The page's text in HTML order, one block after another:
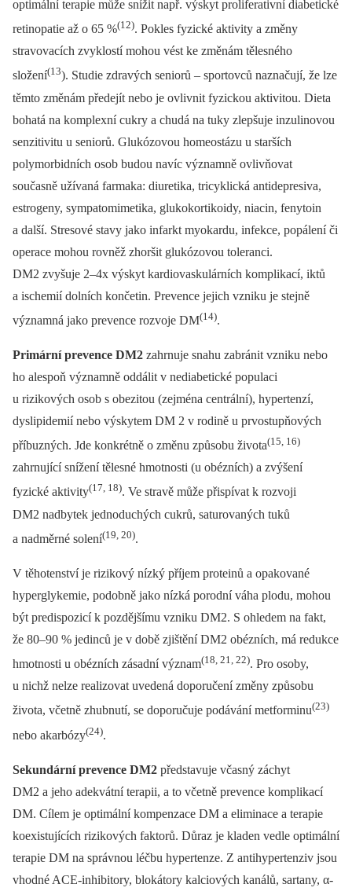
optimální terapie může snížit např. výskyt proliferativní diabetické
retinopatie až o 65 %(12). Pokles fyzické aktivity a změny
stravovacích zvyklostí mohou vést ke změnám tělesného
složení(13). Studie zdravých seniorů –⁠ sportovců naznačují, že lze
těmto změnám předejít nebo je ovlivnit fyzickou aktivitou. Dieta
bohatá na komplexní cukry a chudá na tuky zlepšuje inzulinovou
senzitivitu u seniorů. Glukózovou homeostázu u starších
polymorbidních osob budou navíc významně ovlivňovat
současně užívaná farmaka: diuretika, tricyklická antidepresiva,
estrogeny, sympatomimetika, glukokortikoidy, niacin, fenytoin
a další. Stresové stavy jako infarkt myokardu, infekce, popálení či
operace mohou rovněž zhoršit glukózovou toleranci.
DM2 zvyšuje 2–4x výskyt kardiovaskulárních komplikací, iktů
a ischemií dolních končetin. Prevence jejich vzniku je stejně
významná jako prevence rozvoje DM(14).
Primární prevence DM2 zahrnuje snahu zabránit vzniku nebo
ho alespoň významně oddálit v nediabetické populaci
u rizikových osob s obezitou (zejména centrální), hypertenzí,
dyslipidemií nebo výskytem DM 2 v rodině u prvostupňových
příbuzných. Jde konkrétně o změnu způsobu života(15, 16)
zahrnující snížení tělesné hmotnosti (u obézních) a zvýšení
fyzické aktivity(17, 18). Ve stravě může přispívat k rozvoji
DM2 nadbytek jednoduchých cukrů, saturovaných tuků
a nadměrné solení(19, 20).
V těhotenství je rizikový nízký příjem proteinů a opakované
hyperglykemie, podobně jako nízká porodní váha plodu, mohou
být predispozicí k pozdějšímu vzniku DM2. S ohledem na fakt,
že 80–90 % jedinců je v době zjištění DM2 obézních, má redukce
hmotnosti u obézních zásadní význam(18, 21, 22). Pro osoby,
u nichž nelze realizovat uvedená doporučení změny způsobu
života, včetně zhubnutí, se doporučuje podávání metforminu(23)
nebo akarbózy(24).
Sekundární prevence DM2 představuje včasný záchyt
DM2 a jeho adekvátní terapii, a to včetně prevence komplikací
DM. Cílem je optimální kompenzace DM a eliminace a terapie
koexistujících rizikových faktorů. Důraz je kladen vedle optimální
terapie DM na správnou léčbu hypertenze. Z antihypertenziv jsou
vhodné ACE-inhibitory, blokátory kalciových kanálů, sartany, α-